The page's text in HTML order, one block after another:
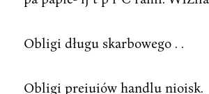
Obligi długu skarbowego . .
Obligi preiuiów handlu nioisk.